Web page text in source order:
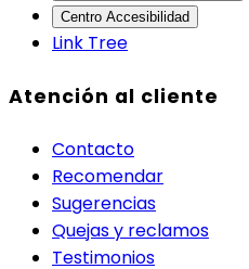
Centro Accesibilidad
Link Tree
Atención al cliente
Contacto
Recomendar
Sugerencias
Quejas y reclamos
Testimonios